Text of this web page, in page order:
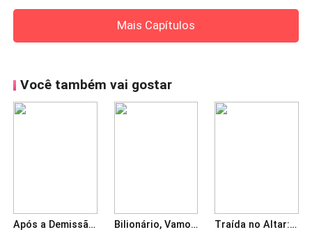
Mais Capítulos
Você também vai gostar
Após a Demissão: Presidente faz de tudo por mim Bilionário, Vamos Nos Divorciar Traída no Altar: O Magnata Está ao Meu Lado